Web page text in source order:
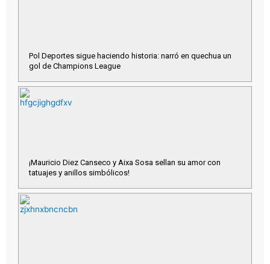
Pol Deportes sigue haciendo historia: narró en quechua un
gol de Champions League
¡Mauricio Diez Canseco y Aixa Sosa sellan su amor con
tatuajes y anillos simbólicos!